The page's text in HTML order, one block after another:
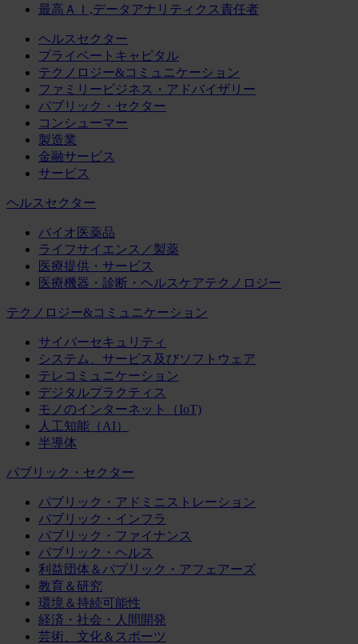
最高ＡＩ,データアナリティクス責任者
ヘルスセクター
プライベートキャピタル
テクノロジー&コミュニケーション
ファミリービジネス・アドバイザリー
パブリック・セクター
コンシューマー
製造業
金融サービス
サービス
ヘルスセクター
バイオ医薬品
ライフサイエンス／製薬
医療提供・サービス
医療機器・診断・ヘルスケアテクノロジー
テクノロジー&コミュニケーション
サイバーセキュリティ
システム、サービス及びソフトウェア
テレコミュニケーション
デジタルプラクティス
モノのインターネット（IoT)
人工知能（AI）
半導体
パブリック・セクター
パブリック・アドミニストレーション
パブリック・インフラ
パブリック・ファイナンス
パブリック・ヘルス
利益団体＆パブリック・アフェアーズ
教育＆研究
環境＆持続可能性
経済・社会・人間開発
芸術、文化＆スポーツ